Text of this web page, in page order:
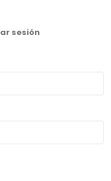
sesión